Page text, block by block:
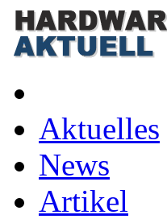
Aktuelles
News
Artikel